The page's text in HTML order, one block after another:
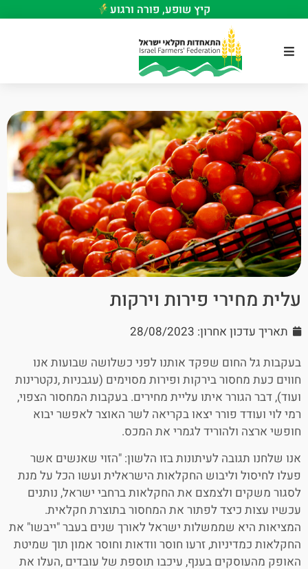
קיץ שופע, פורה ורגוע
עלית מחירי פירות וירקות
תאריך עדכון אחרון: 28/08/2023
בעקבות גל החום שפקד אותנו לפני כשלושה שבועות אנו
חווים כעת מחסור בירקות ופירות מסוימים (עגבניות ,נקטרינות
ועוד), דבר הגורר איתו עליית מחירים. בעקבות המחסור הצפוי,
רמי לוי ועודד פורר יצאו בקריאה לשר האוצר לאפשר יבוא
חופשי ארצה ולהוריד לגמרי את המכס.
אנו שלחנו תגובה לעיתונות בזו הלשון: "הזוי שאנשים אשר
פעלו לחיסול וליבוש החקלאות הישראלית ועשו הכל על מנת
לסגור משקים ולצמצם את החקלאות ברחבי ישראל, נותנים
עכשיו עצות כיצד לפתור את המחסור בתוצרת חקלאית.
המציאות היא שממשלות ישראל לאורך שנים בעבר "ייבשו" את
החקלאות כמדיניות, זרעו חוסר וודאות וחוסר אמון תוך שמיטת
האופק מהעוסקים בענף, עיכבו תוספת של עובדים ,העלו את